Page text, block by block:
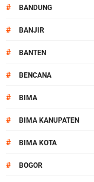
# BANDUNG
# BANJIR
# BANTEN
# BENCANA
# BIMA
# BIMA KANUPATEN
# BIMA KOTA
# BOGOR